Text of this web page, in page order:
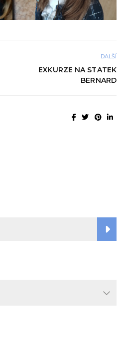
DALŠÍ
EXKURZE NA STATEK
BERNARD